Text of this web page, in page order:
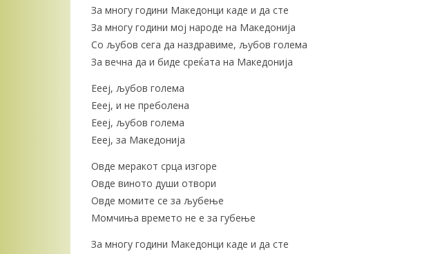
За многу години Македонци каде и да сте
За многу години мој народе на Македонија
Со љубов сега да наздравиме, љубов голема
За вечна да и биде среќата на Македонија
Еееј, љубов голема
Еееј, и не преболена
Еееј, љубов голема
Еееј, за Македонија
Овде меракот срца изгоре
Овде виното души отвори
Овде момите се за љубење
Момчиња времето не е за губење
За многу години Македонци каде и да сте